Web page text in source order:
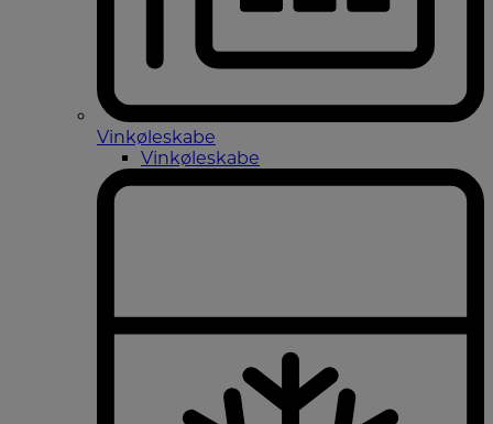
Vinkøleskabe
Vinkøleskabe